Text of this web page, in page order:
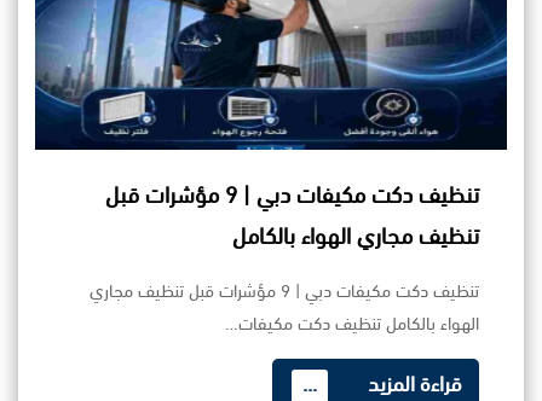
تنظيف دكت مكيفات دبي | 9 مؤشرات قبل
تنظيف مجاري الهواء بالكامل
تنظيف دكت مكيفات دبي | 9 مؤشرات قبل تنظيف مجاري
الهواء بالكامل تنظيف دكت مكيفات…
قراءة المزيد ...